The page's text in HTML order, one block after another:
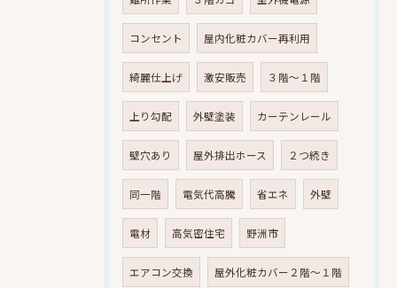
コンセント 屋内化粧カバー再利用
綺麗仕上げ 激安販売 ３階～１階
上り勾配 外壁塗装 カーテンレール
壁穴あり 屋外排出ホース ２つ続き
同一階 電気代高騰 省エネ 外壁
電材 高気密住宅 野洲市
エアコン交換 屋外化粧カバー２階～１階